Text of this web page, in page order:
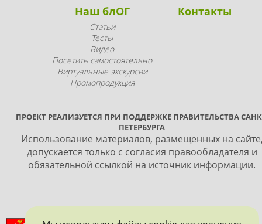
Наш блОГ
Статьи
Тесты
Видео
Посетить самостоятельно
Виртуальные экскурсии
Промопродукция
Контакты
ПРОЕКТ РЕАЛИЗУЕТСЯ ПРИ ПОДДЕРЖКЕ ПРАВИТЕЛЬСТВА
ПЕТЕРБУРГА
Использование материалов, размещенных на
допускается только с согласия правообладателя и
обязательной ссылкой на источник информации.